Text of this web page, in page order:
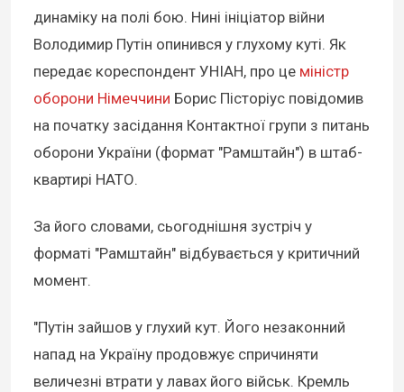
динаміку на полі бою. Нині ініціатор війни
Володимир Путін опинився у глухому куті. Як
передає кореспондент УНІАН, про це міністр
оборони Німеччини Борис Пісторіус повідомив
на початку засідання Контактної групи з питань
оборони України (формат "Рамштайн") в штаб-
квартирі НАТО.
За його словами, сьогоднішня зустріч у
форматі "Рамштайн" відбувається у критичний
момент.
"Путін зайшов у глухий кут. Його незаконний
напад на Україну продовжує спричиняти
величезні втрати у лавах його військ. Кремль